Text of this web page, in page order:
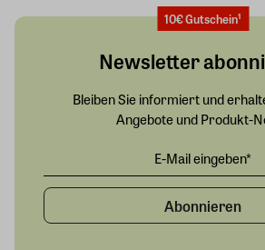
10€ Gutschein¹
Newsletter
Bleiben Sie informiert und
Angebote und Produkt-
Abonnieren